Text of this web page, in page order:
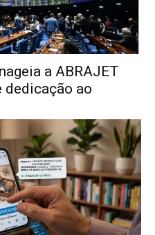
a ABRAJET
dedicação ao